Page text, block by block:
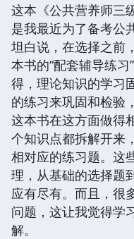
这本《公共营养师三
是我最近为了备考公
坦白说，在选择之前
本书的“配套辅导练
得，理论知识的学习
的练习来巩固和检验
这本书在这方面做得
个知识点都拆解开来
相对应的练习题。这
理，从基础的选择题
应有尽有。而且，很
问题，这让我觉得学
解。